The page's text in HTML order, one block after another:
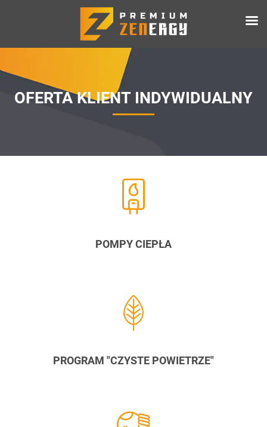
OFERTA KLIENT INDYWIDUALNY
POMPY CIEPŁA
PROGRAM "CZYSTE POWIETRZE"